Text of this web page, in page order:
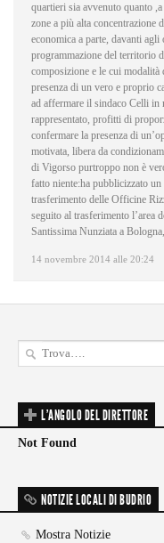
14 novembre 2014 alle 20:24
quartieri sia avvenuto quanto
zone a più alta concentrazione
economica a parte, davanti
programmazione del territorio
composizione e le cui
presenza di un vero e proprio
ad affermare il sindaco Celli in
rappresentato, profitti di
confermare la presenza di
motivata, libera da
di Vigorso purtroppo non è
fatto niente:ha pubblicizzato
trasferimento delle Officine
seguito al trasferimento l’area
Santissima Nunziata a
L'ANGOLO DEL DIRETTORE
Not Found
NOTIZIE LOCALI DI BUDRIO
Mostra Notizie